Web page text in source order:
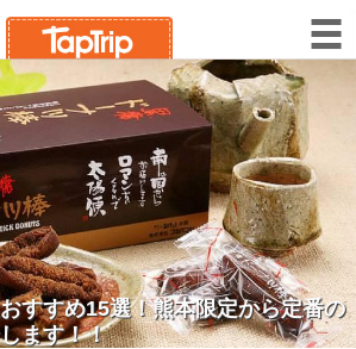
すすめ15選！熊本限定から定番の
ます！！